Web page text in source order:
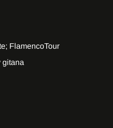
FlamencoTour
gitana